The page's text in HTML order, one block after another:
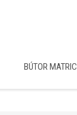
BÚTOR